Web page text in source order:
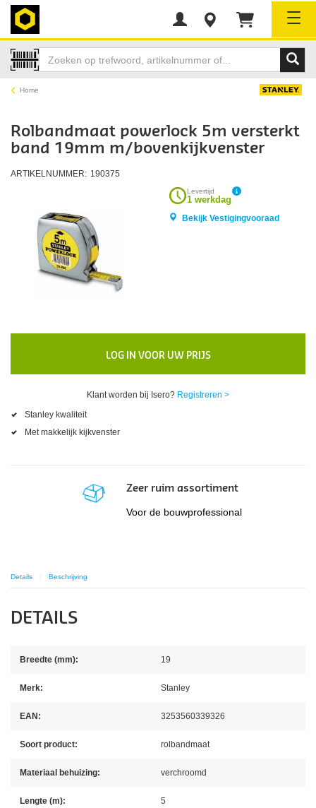
Home
Rolbandmaat powerlock 5m versterkt
band 19mm m/bovenkijkvenster
ARTIKELNUMMER: 190375
Levertijd
1 werkdag
Bekijk Vestigingvooraad
LOG IN VOOR UW PRIJS
Klant worden bij Isero? Registreren >
Stanley kwaliteit
Met makkelijk kijkvenster
Zeer ruim assortiment
Voor de bouwprofessional
Details Beschrijving
DETAILS
Breedte (mm): 19
Merk: Stanley
EAN: 3253560339326
Soort product: rolbandmaat
Materiaal behuizing: verchroomd
Lengte (m): 5